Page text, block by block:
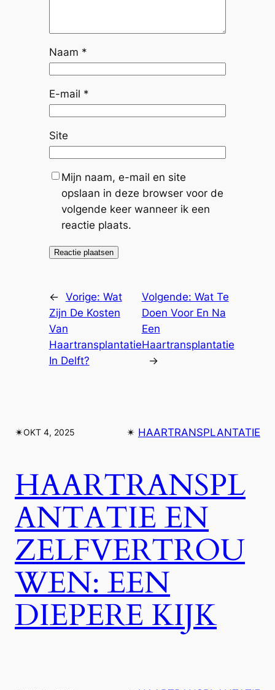
Naam *
E-mail *
Site
Mijn naam, e-mail en site
opslaan in deze browser voor de
volgende keer wanneer ik een
reactie plaats.
← Vorige: Wat
Zijn De Kosten
Van
Haartransplantatie
In Delft?
Volgende: Wat Te
Doen Voor En Na
Een
Haartransplantatie
→
✴︎OKT 4, 2025 ✴︎ HAARTRANSPLANTATIE
HAARTRANSPL
ANTATIE EN
ZELFVERTROU
WEN: EEN
DIEPERE KIJK